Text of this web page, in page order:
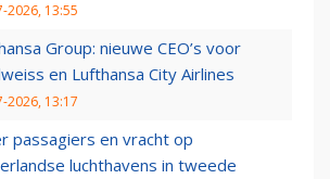
2026, 13:55
Group: nieuwe CEO’s voor
en Lufthansa City Airlines
2026, 13:17
passagiers en vracht op
luchthavens in tweede